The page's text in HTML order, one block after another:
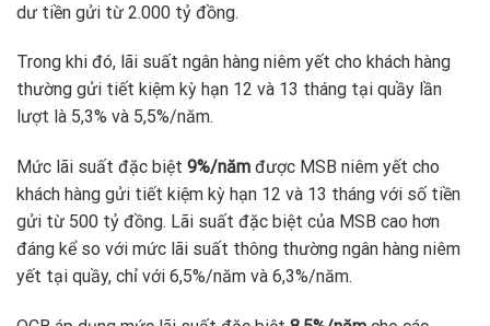
dư tiền gửi từ 2.000 tỷ đồng.
Trong khi đó, lãi suất ngân hàng niêm yết cho khách hàng
thường gửi tiết kiệm kỳ hạn 12 và 13 tháng tại quầy lần
lượt là 5,3% và 5,5%/năm.
Mức lãi suất đặc biệt 9%/năm được MSB niêm yết cho
khách hàng gửi tiết kiệm kỳ hạn 12 và 13 tháng với số tiền
gửi từ 500 tỷ đồng. Lãi suất đặc biệt của MSB cao hơn
đáng kể so với mức lãi suất thông thường ngân hàng niêm
yết tại quầy, chỉ với 6,5%/năm và 6,3%/năm.